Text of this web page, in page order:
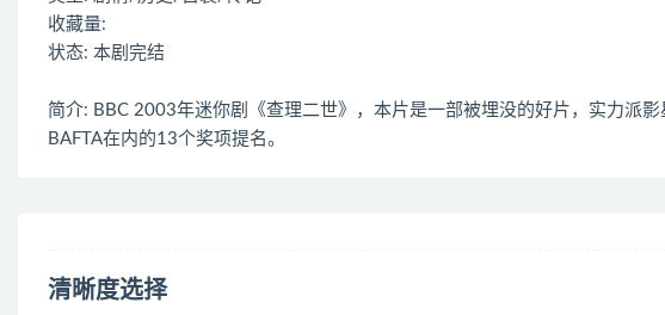
收藏量:
状态: 本剧完结
简介: BBC 2003年迷你剧《查理二世》，本片是一部被埋没的好片，实力派影
BAFTA在内的13个奖项提名。
清晰度选择